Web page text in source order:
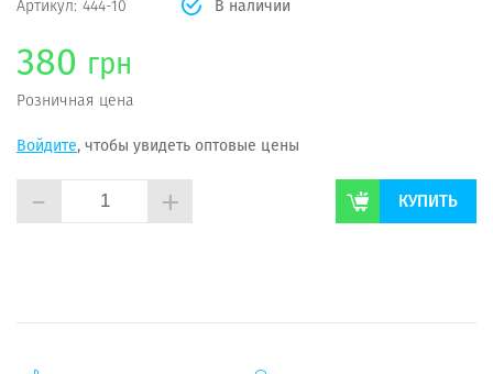
Артикул: 444-10 В наличии
380 грн
Розничная цена
Войдите, чтобы увидеть оптовые цены
- + КУПИТЬ